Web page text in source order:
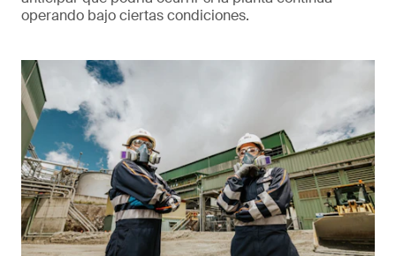
operando bajo ciertas condiciones.